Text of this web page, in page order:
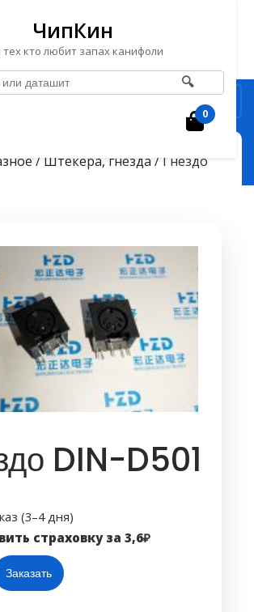
ЧипКин
тех кто любит запах канифоли
🔍
0
DIN-D501
/ Штекера, гнёзда / Гнездо
DIN-D501
(3–4 дня)
страховку за 3,6₽
Заказать